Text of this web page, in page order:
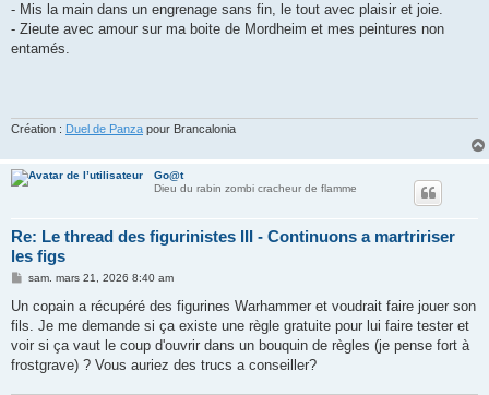
- Mis la main dans un engrenage sans fin, le tout avec plaisir et joie.
- Zieute avec amour sur ma boite de Mordheim et mes peintures non
entamés.
Création : Duel de Panza pour Brancalonia
Go@t
Dieu du rabin zombi cracheur de flamme
Re: Le thread des figurinistes III - Continuons a martririser
les figs
M
s
a
g
sam. mars 21, 2026 8:40 am
Un copain a récupéré des figurines Warhammer et voudrait faire jouer son
fils. Je me demande si ça existe une règle gratuite pour lui faire tester et
voir si ça vaut le coup d'ouvrir dans un bouquin de règles (je pense fort à
frostgrave) ? Vous auriez des trucs a conseiller?